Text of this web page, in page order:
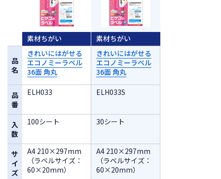
品
名
品
番
入
数
サ
イ
ズ
素材ちがい
きれいにはがせる
エコノミーラベル
36面 角丸
ELH033
100シート
A4 210×297mm
（ラベルサイズ：
60×20mm）
素材ちがい
きれいにはがせる
エコノミーラベル
36面 角丸
ELH033S
30シート
A4 210×297mm
（ラベルサイズ：
60×20mm）